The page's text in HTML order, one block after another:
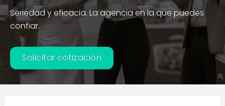
Seriedad y eficacia. La agencia en la que puedes
confiar.
Solicitar cotización